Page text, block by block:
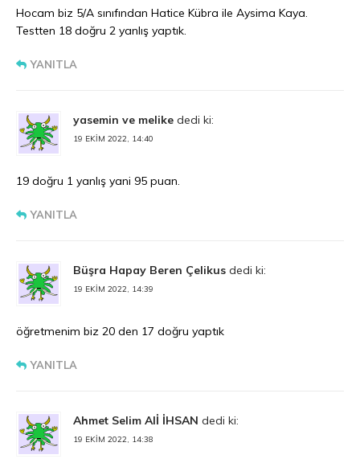
Hocam biz 5/A sınıfından Hatice Kübra ile Aysima Kaya.
Testten 18 doğru 2 yanlış yaptık.
YANITLA
yasemin ve melike dedi ki:
19 EKIM 2022, 14:40
19 doğru 1 yanlış yani 95 puan.
YANITLA
Büşra Hapay Beren Çelikus dedi ki:
19 EKIM 2022, 14:39
öğretmenim biz 20 den 17 doğru yaptık
YANITLA
Ahmet Selim Alİ İHSAN dedi ki:
19 EKIM 2022, 14:38